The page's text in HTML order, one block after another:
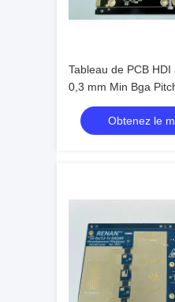
Tableau de PCB
0,3 mm Min Bga
Obtenez le